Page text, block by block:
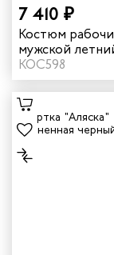
7 410 ₽
Костюм
мужской
"Филигир"
темно-серый
КОС598